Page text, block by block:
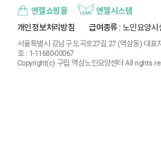
나. 접수방법 : 우편, 팩스(02.6020.9663),
라. 임용확정 : 최종 합격자에 한하여 개별통
마. 임용일자 : 최종합격자 협의 진행
6. 응시자 주의사항
가. 기재된 사실과 다를 경우 임용을 취소할
엔젤쇼핑몰
엔젤시스템
개인정보처리방침
급여종류 : 노인요양시
서울특별시 강남구 도곡로27길 27 (역삼동) 대표
호 : 1-11680-00067
Copyright(c) 구립 역삼노인요양센터 All rights